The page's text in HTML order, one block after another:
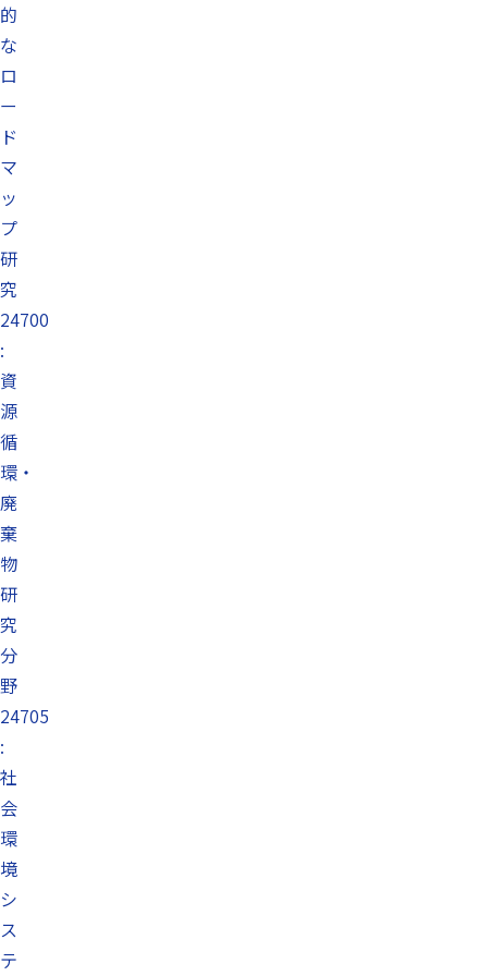
的
な
ロ
ー
ド
マ
ッ
プ
研
究
24700
:
資
源
循
環・
廃
棄
物
研
究
分
野
24705
:
社
会
環
境
シ
ス
テ